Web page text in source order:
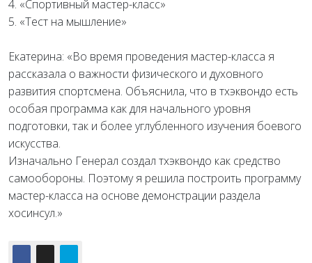
4. «Спортивный мастер-класс»
5. «Тест на мышление»
Екатерина: «Во время проведения мастер-класса я
рассказала о важности физического и духовного
развития спортсмена. Объяснила, что в тхэквондо есть
особая программа как для начального уровня
подготовки, так и более углубленного изучения боевого
искусства.
Изначально Генерал создал тхэквондо как средство
самообороны. Поэтому я решила построить программу
мастер-класса на основе демонстрации раздела
хосинсул.»